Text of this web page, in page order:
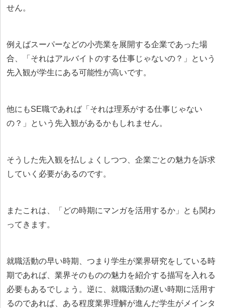
せん。
例えばスーパーなどの小売業を展開する企業であった場
合、「それはアルバイトのする仕事じゃないの？」という
先入観が学生にある可能性が高いです。
他にもSE職であれば「それは理系がする仕事じゃない
の？」という先入観があるかもしれません。
そうした先入観を払しょくしつつ、企業ごとの魅力を訴求
していく必要があるのです。
またこれは、「どの時期にマンガを活用するか」とも関わ
ってきます。
就職活動の早い時期、つまり学生が業界研究をしている時
期であれば、業界そのものの魅力を紹介する描写を入れる
必要もあるでしょう。逆に、就職活動の遅い時期に活用す
るのであれば、ある程度業界理解が進んだ学生がメインタ